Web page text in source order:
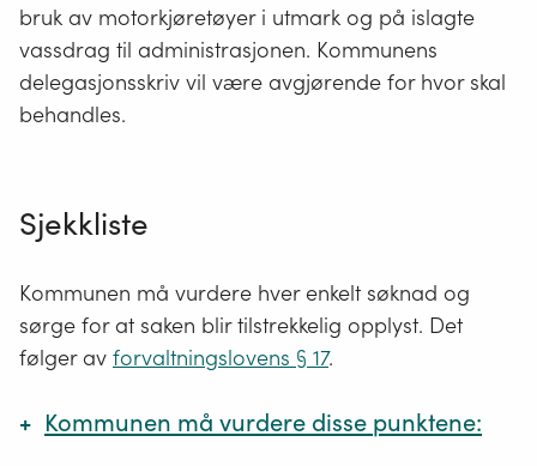
bruk av motorkjøretøyer i utmark og på islagte
vassdrag til administrasjonen. Kommunens
delegasjonsskriv vil være avgjørende for hvor skal
behandles.
Sjekkliste
Kommunen må vurdere hver enkelt søknad og
sørge for at saken blir tilstrekkelig opplyst. Det
følger av forvaltningslovens § 17.
Kommunen må vurdere disse punktene: